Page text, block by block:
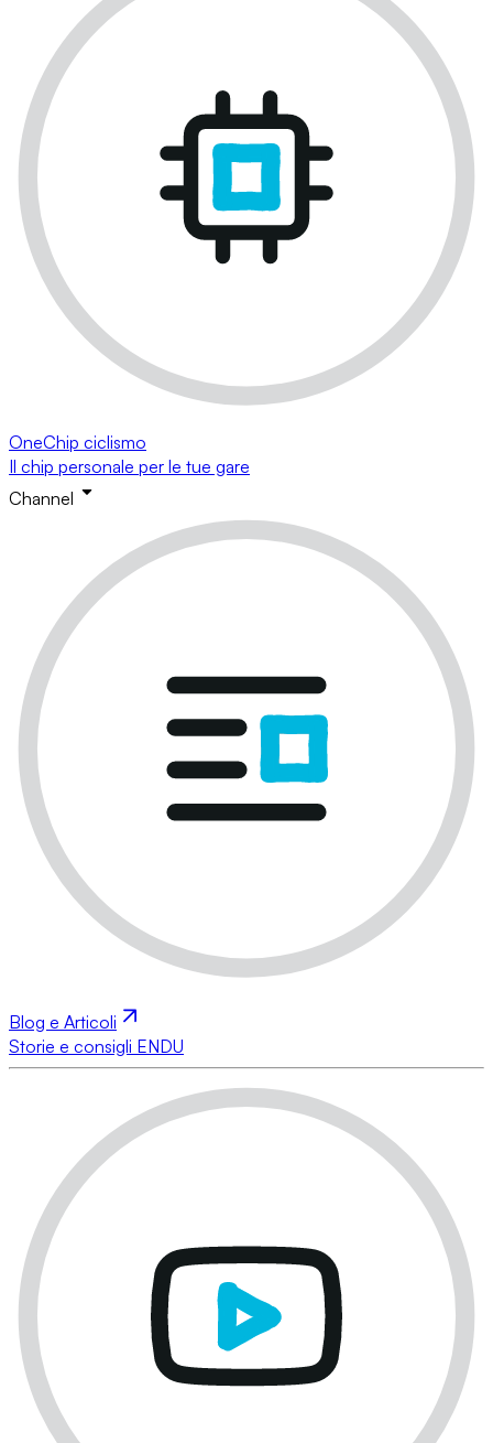
OneChip ciclismo
Il chip personale per le tue gare
Channel
Blog e Articoli
Storie e consigli ENDU